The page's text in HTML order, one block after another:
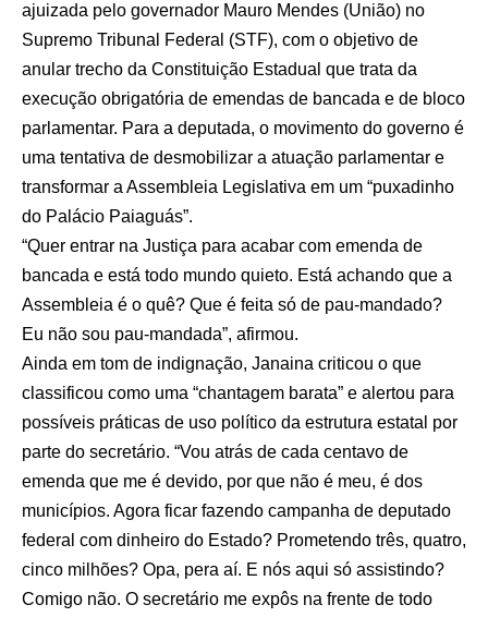
ajuizada pelo governador Mauro Mendes (União) no
Supremo Tribunal Federal (STF), com o objetivo de
anular trecho da Constituição Estadual que trata da
execução obrigatória de emendas de bancada e de bloco
parlamentar. Para a deputada, o movimento do governo é
uma tentativa de desmobilizar a atuação parlamentar e
transformar a Assembleia Legislativa em um “puxadinho
do Palácio Paiaguás”.
“Quer entrar na Justiça para acabar com emenda de
bancada e está todo mundo quieto. Está achando que a
Assembleia é o quê? Que é feita só de pau-mandado?
Eu não sou pau-mandada”, afirmou.
Ainda em tom de indignação, Janaina criticou o que
classificou como uma “chantagem barata” e alertou para
possíveis práticas de uso político da estrutura estatal por
parte do secretário. “Vou atrás de cada centavo de
emenda que me é devido, por que não é meu, é dos
municípios. Agora ficar fazendo campanha de deputado
federal com dinheiro do Estado? Prometendo três, quatro,
cinco milhões? Opa, pera aí. E nós aqui só assistindo?
Comigo não. O secretário me expôs na frente de todo